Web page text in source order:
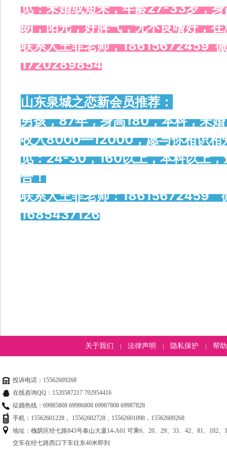
觅：未婚或短未，年龄27-33岁，
朗，阳光，好脾气，无不良嗜好，
联系人王菲老师，18615672459
1720289854
山东泉城之恋新会员推荐：
男孩，87年，身高180，本科，未
收入8000—12000，愿与你相识相
觅：24-30，160以上，本科以上，
合！
联系人王菲老师：18615672459
1685437126
关于我们 法律声明 隐私保护 帮
投诉电话：15562609268
在线咨询QQ：1520587217 792954416
征婚热线：69985808 69986808 69987808 69987828
手机：15562601228， 15562602728，15562601098，15562609268
地址：槐荫区经七路843号泰山大厦14-A01 可乘6、20、29、33、42、81、102
交车在经七路西口下车往东40米即到